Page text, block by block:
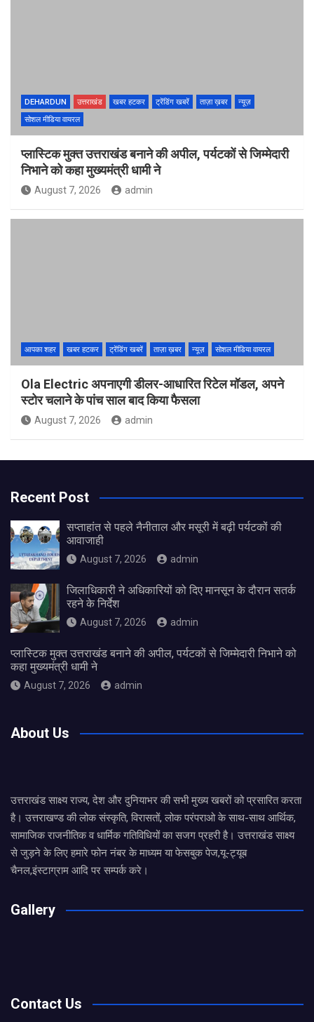
DEHARDUN उत्तराखंड खबर हटकर ट्रेंडिंग खबरें ताज़ा ख़बर
न्यूज़
सोशल मीडिया वायरल
प्लास्टिक मुक्त उत्तराखंड बनाने की अपील, पर्यटकों से जिम्मेदारी
निभाने को कहा मुख्यमंत्री धामी ने
August 7, 2026 admin
आपका शहर खबर हटकर ट्रेंडिंग खबरें ताज़ा ख़बर न्यूज़ सोशल मीडिया वायरल
Ola Electric अपनाएगी डीलर-आधारित रिटेल मॉडल, अपने
स्टोर चलाने के पांच साल बाद किया फैसला
August 7, 2026 admin
Recent Post
सप्ताहांत से पहले नैनीताल और मसूरी में बढ़ी पर्यटकों की
आवाजाही
August 7, 2026 admin
जिलाधिकारी ने अधिकारियों को दिए मानसून के दौरान सतर्क
रहने के निर्देश
August 7, 2026 admin
प्लास्टिक मुक्त उत्तराखंड बनाने की अपील, पर्यटकों से जिम्मेदारी निभाने को
कहा मुख्यमंत्री धामी ने
August 7, 2026 admin
About Us
उत्तराखंड साक्ष्य राज्य, देश और दुनियाभर की सभी मुख्य खबरों को प्रसारित करता
है। उत्तराखण्ड की लोक संस्कृति, विरासतों, लोक परंपराओ के साथ-साथ आर्थिक,
सामाजिक राजनीतिक व धार्मिक गतिविधियों का सजग प्रहरी है। उत्तराखंड साक्ष्य
से जुड़ने के लिए हमारे फोन नंबर के माध्यम या फेसबुक पेज,यू-ट्यूब
चैनल,इंस्टाग्राम आदि पर सम्पर्क करे।
Gallery
Contact Us